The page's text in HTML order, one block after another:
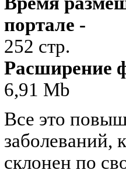
портале -
252 стр.
Расширение
6,91 Mb
Все это
заболеваний,
склонен по